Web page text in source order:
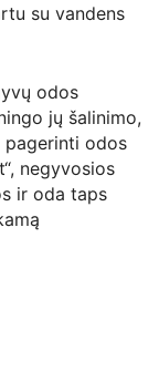
su vandens
odos
jų šalinimo,
pagerinti odos
negyvosios
ir oda taps